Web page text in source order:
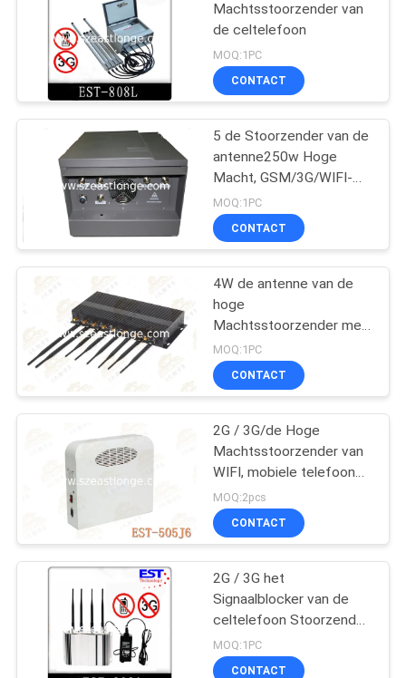
FABRIEKSRONDLEIDING
KWALITEITSCONTROLE
CONTACTEER
NIEUWS
GEVALLEN
EEN
OFFERTE
AANVRAGEN
SITEMAP
PRIVACY
POLICY
Machtsstoorzender van
de celtelefoon
MOQ:1PC
CONTACT
5 de Stoorzender van de
antenne250w Hoge
Macht, GSM/3G/WIFI-
Signaalblocker
MOQ:1PC
CONTACT
4W de antenne van de
hoge
Machtsstoorzender met
AC adapter, de
vervormer van de
celtelefoon
MOQ:1PC
CONTACT
2G / 3G/de Hoge
Machtsstoorzender van
WIFI, mobiele telefoon
hulpdc5v
MOQ:2pcs
CONTACT
2G / 3G het
Signaalblocker van de
celtelefoon Stoorzender
Hoge Frequentie est-
808A
MOQ:1PC
CONTACT